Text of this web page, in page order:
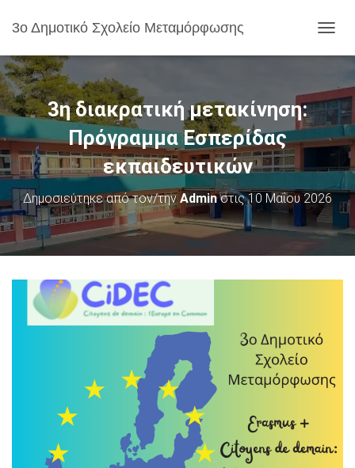
3ο Δημοτικό Σχολείο Μεταμόρφωσης
Ν
Λ
Α
Γ
Ή
Λ
Ο
Ή
Γ
Η
Σ
3η διακρατική μετακίνηση:
Πρόγραμμα Εσπερίδας
εκπαιδευτικών
Δημοσιεύτηκε από τον/τηνAdminστις10 Μαΐου 2026